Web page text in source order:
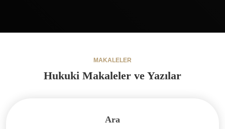
MAKALELER
Hukuki Makaleler ve Yazılar
Ara